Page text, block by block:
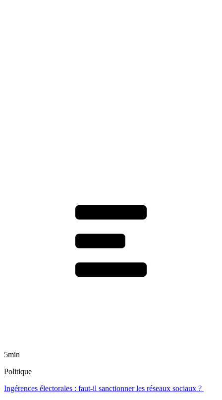
5min
Politique
Ingérences électorales : faut-il sanctionner les réseaux sociaux ?